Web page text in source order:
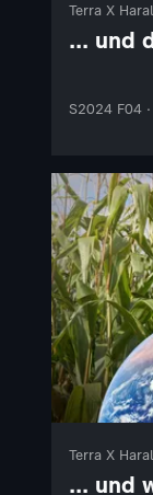
Terra X
... und
S2024 F04
Terra X
... und